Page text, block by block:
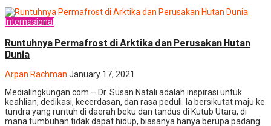
Internasional
Runtuhnya Permafrost di Arktika dan Perusakan Hutan
Dunia
Arpan Rachman January 17, 2021
Medialingkungan.com – Dr. Susan Natali adalah inspirasi untuk
keahlian, dedikasi, kecerdasan, dan rasa peduli. Ia bersikutat maju ke
tundra yang runtuh di daerah beku dan tandus di Kutub Utara, di
mana tumbuhan tidak dapat hidup, biasanya hanya berupa padang